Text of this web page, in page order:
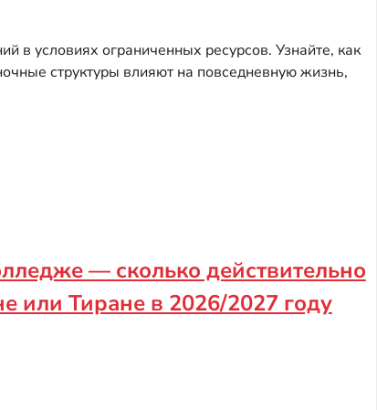
в условиях ограниченных ресурсов. Узнайте, как
структуры влияют на повседневную жизнь,
— сколько действительно
или Тиране в 2026/2027 году